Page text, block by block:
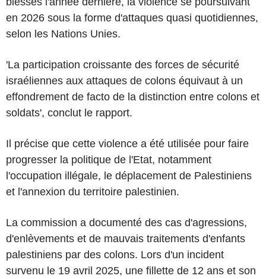
en 2026 sous la forme d'attaques quasi quotidiennes,
selon les Nations Unies.
'La participation croissante des forces de sécurité
israéliennes aux attaques de colons équivaut à un
effondrement de facto de la distinction entre colons et
soldats', conclut le rapport.
Il précise que cette violence a été utilisée pour faire
progresser la politique de l'Etat, notamment
l'occupation illégale, le déplacement de Palestiniens
et l'annexion du territoire palestinien.
La commission a documenté des cas d'agressions,
d'enlèvements et de mauvais traitements d'enfants
palestiniens par des colons. Lors d'un incident
survenu le 19 avril 2025, une fillette de 12 ans et son